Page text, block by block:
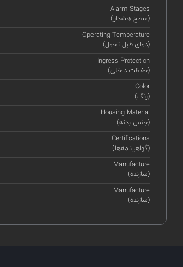
Alarm Stages
(سطح هشدار)
Operating Temperature
(دمای قابل تحمل)
Ingress Protection
(حفاظت داخلی)
Color
(رنگ)
Housing Material
(جنس بدنه)
Certifications
(گواهینامه‌ها)
Manufacture
(سازنده)
Manufacture
(سازنده)